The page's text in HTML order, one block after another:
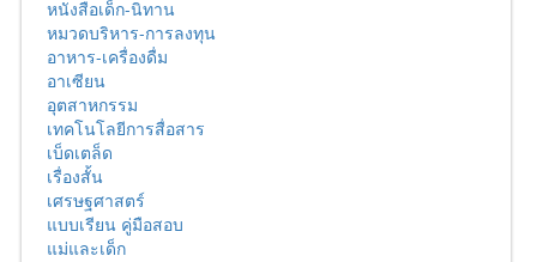
หนังสือเด็ก-นิทาน
หมวดบริหาร-การลงทุน
อาหาร-เครื่องดื่ม
อาเซียน
อุตสาหกรรม
เทคโนโลยีการสื่อสาร
เบ็ดเตล็ด
เรื่องสั้น
เศรษฐศาสตร์
แบบเรียน คู่มือสอบ
แม่และเด็ก